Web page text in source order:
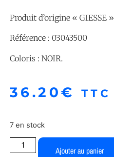
Produit d’origine « GIESSE »
Référence : 03043500
Coloris : NOIR.
36.20€ TTC
7 en stock
Ajouter au panier